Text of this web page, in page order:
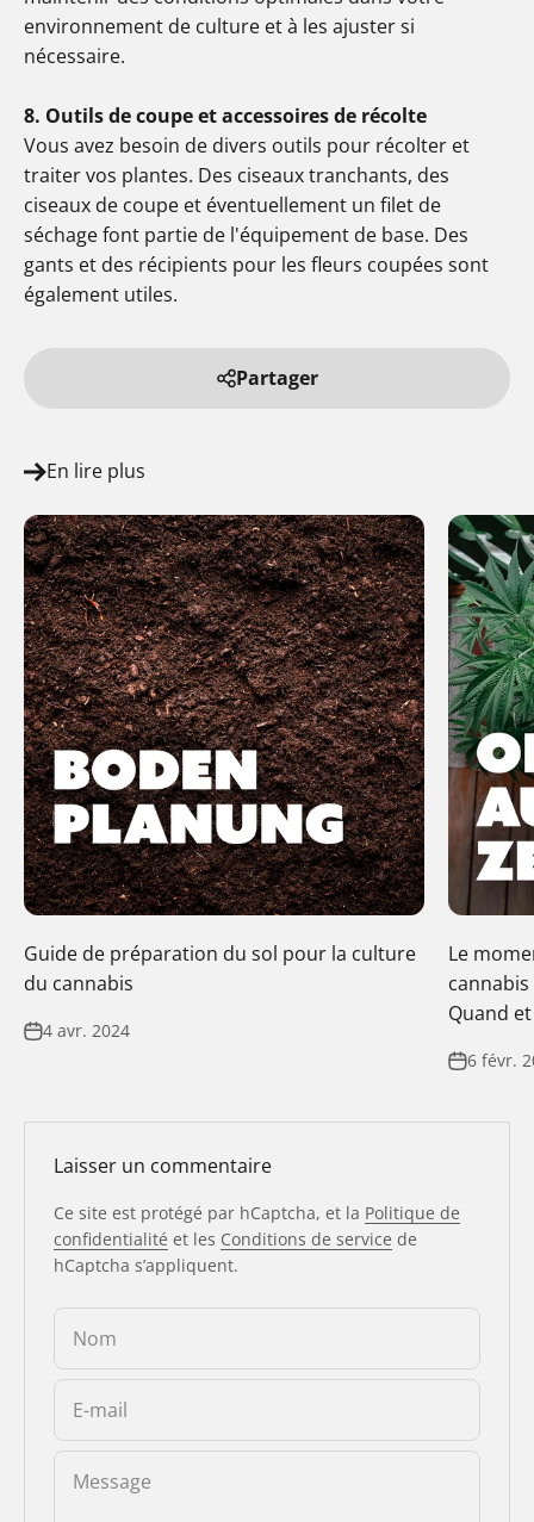
environnement de culture et à les ajuster si
nécessaire.
8. Outils de coupe et accessoires de récolte
Vous avez besoin de divers outils pour récolter et
traiter vos plantes. Des ciseaux tranchants, des
ciseaux de coupe et éventuellement un filet de
séchage font partie de l'équipement de base. Des
gants et des récipients pour les fleurs coupées sont
également utiles.
Partager
En lire plus
Guide de préparation du sol pour la culture
du cannabis
4 avr. 2024
Le
Quand
6 févr.
Laisser un commentaire
Ce site est protégé par hCaptcha, et la Politique de
confidentialité et les Conditions de service de
hCaptcha s’appliquent.
Nom
E-mail
Message